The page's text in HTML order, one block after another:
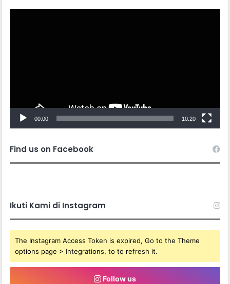
00:00 10:20
Find us on Facebook
Ikuti Kami di Instagram
The Instagram Access Token is expired, Go to the Theme
options page > Integrations, to to refresh it.
Follow us